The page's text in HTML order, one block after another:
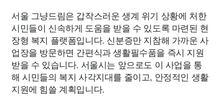
서울 그냥드림은 갑작스러운 생계 위기 상황에 처한
시민들이 신속하게 도움을 받을 수 있도록 마련된 현
장형 복지 플랫폼입니다. 신분증만 지참해 가까운 사
업장을 방문하면 간편식과 생활필수품을 즉시 지원
받을 수 있습니다. 서울시는 앞으로도 이 사업을 통
해 시민들의 복지 사각지대를 줄이고, 안정적인 생활
지원에 힘쓸 계획입니다.